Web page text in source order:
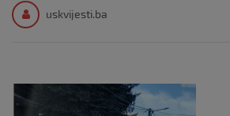
uskvijesti.ba